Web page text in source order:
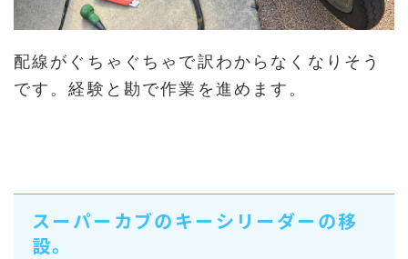
配線がぐちゃぐちゃで訳わからなくなりそう
です。経験と勘で作業を進めます。
スーパーカブのキーシリーダーの移
設。